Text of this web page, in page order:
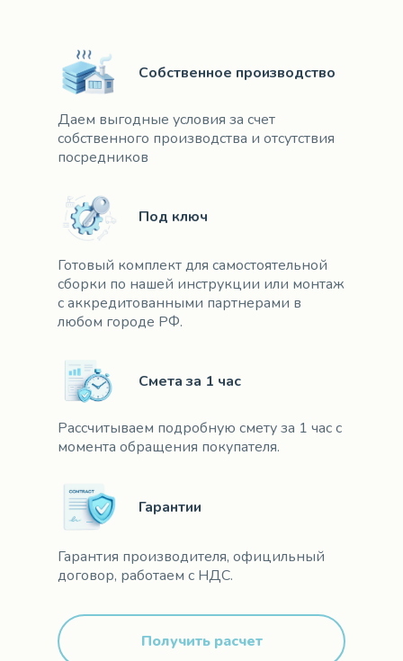
Даем выгодные условия за счет
собственного производства и отсутствия
посредников
Собственное производство
Готовый комплект для самостоятельной
сборки по нашей инструкции или монтаж
с аккредитованными партнерами в
любом городе РФ.
Под ключ
Рассчитываем подробную смету за 1 час с
момента обращения покупателя.
Смета за 1 час
Гарантия производителя, официльный
договор, работаем с НДС.
Гарантии
Получить расчет